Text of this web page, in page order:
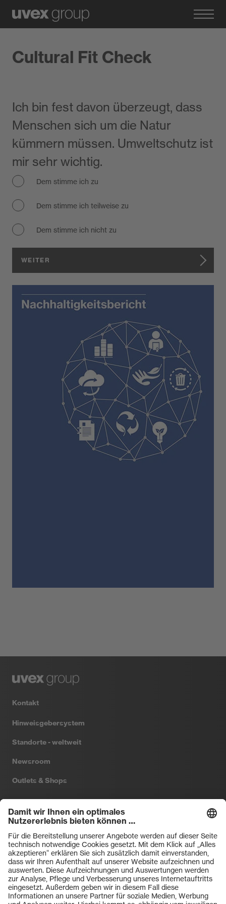
Cultural Fit Check
Ich bin fest davon überzeugt, dass
Menschen sich um die Natur
kümmern müssen. Umweltschutz ist
mir sehr wichtig.
Dem stimme ich zu
Dem stimme ich teilweise zu
Dem stimme ich nicht zu
WEITER
Kontakt
Hinweisgebersystem
Standorte - weltweit
Newsroom
Outlets & Shops
HexArmor
laservision
Primetta
uvex safety
uvex sports
Hiplok
Rainer Winter Stiftung
ZU DEN SHOPS